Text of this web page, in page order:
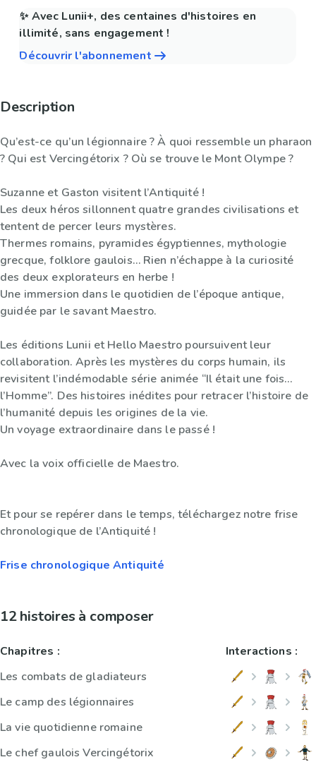
✨ Avec Lunii+, des centaines d'histoires en
illimité, sans engagement !
Découvrir l'abonnement
Description
Qu’est-ce qu’un légionnaire ? À quoi ressemble un pharaon
? Qui est Vercingétorix ? Où se trouve le Mont Olympe ?
Suzanne et Gaston visitent l’Antiquité !
Les deux héros sillonnent quatre grandes civilisations et
tentent de percer leurs mystères.
Thermes romains, pyramides égyptiennes, mythologie
grecque, folklore gaulois… Rien n’échappe à la curiosité
des deux explorateurs en herbe !
Une immersion dans le quotidien de l’époque antique,
guidée par le savant Maestro.
Les éditions Lunii et Hello Maestro poursuivent leur
collaboration. Après les mystères du corps humain, ils
revisitent l’indémodable série animée “Il était une fois…
l’Homme”. Des histoires inédites pour retracer l’histoire de
l’humanité depuis les origines de la vie.
Un voyage extraordinaire dans le passé !
Avec la voix officielle de Maestro.
Et pour se repérer dans le temps, téléchargez notre frise
chronologique de l’Antiquité !
Frise chronologique Antiquité
12 histoires à composer
Chapitres :
Les combats de gladiateurs
Le camp des légionnaires
La vie quotidienne romaine
Le chef gaulois Vercingétorix
Interactions :